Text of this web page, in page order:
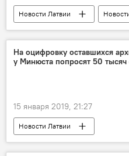
Новости Латвии
Новости Балтии
На оцифровку оставшихся
у Минюста попросят 50 тысяч
15 января 2019, 21:27
Новости Латвии
"Мешки ЧК": время открытий